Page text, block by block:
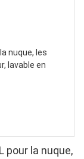
pour la nuque,